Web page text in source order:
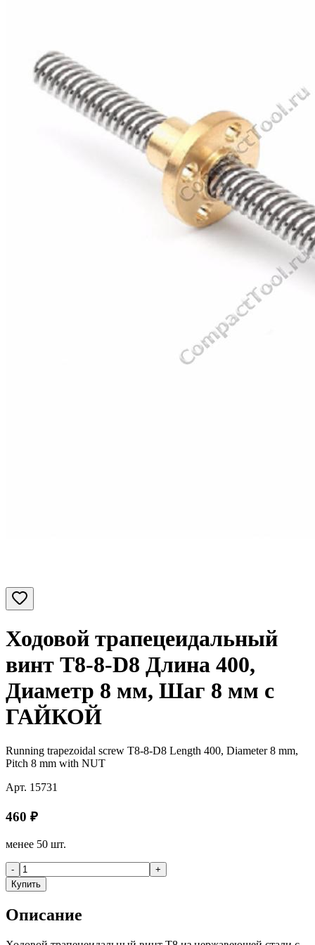
Ходовой трапецеидальный
винт T8-8-D8 Длина 400,
Диаметр 8 мм, Шаг 8 мм с
ГАЙКОЙ
Running trapezoidal screw T8-8-D8 Length 400, Diameter 8 mm,
Pitch 8 mm with NUT
Арт. 15731
460 ₽
менее 50 шт.
-
+
Купить
Описание